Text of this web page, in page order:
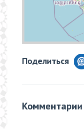
Поделиться
Комментарии